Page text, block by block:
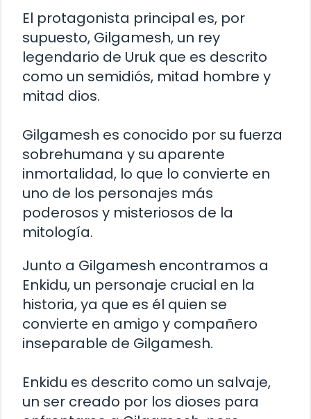
El protagonista principal es, por
supuesto, Gilgamesh, un rey
legendario de Uruk que es descrito
como un semidiós, mitad hombre y
mitad dios.
Gilgamesh es conocido por su fuerza
sobrehumana y su aparente
inmortalidad, lo que lo convierte en
uno de los personajes más
poderosos y misteriosos de la
mitología.
Junto a Gilgamesh encontramos a
Enkidu, un personaje crucial en la
historia, ya que es él quien se
convierte en amigo y compañero
inseparable de Gilgamesh.
Enkidu es descrito como un salvaje,
un ser creado por los dioses para